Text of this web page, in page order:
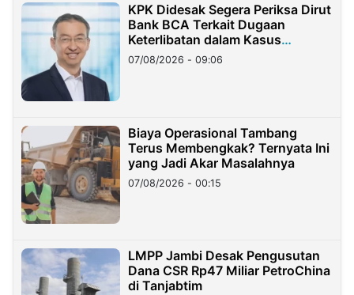
KPK Didesak Segera Periksa Dirut
Bank BCA Terkait Dugaan
Keterlibatan dalam Kasus
Hilangnya Dana Nasabah Rp2,58
Miliar
07/08/2026 - 09:06
Biaya Operasional Tambang
Terus Membengkak? Ternyata Ini
yang Jadi Akar Masalahnya
07/08/2026 - 00:15
LMPP Jambi Desak Pengusutan
Dana CSR Rp47 Miliar PetroChina
di Tanjabtim